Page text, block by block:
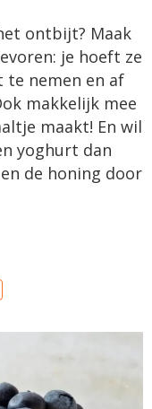
ontbijt? Maak
je hoeft ze
te nemen en af
makkelijk mee
maakt! En wil
yoghurt dan
de honing door